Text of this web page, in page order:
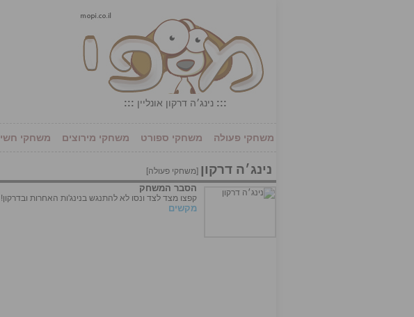
::: נינג׳ה דרקון אונליין :::
משחקי פעולה משחקי ספורט משחקי מירוצים משחקי
נינג׳ה דרקון [משחקי פעולה]
הסבר המשחק
קפצו מצד לצד ונסו לא להתנגש בנינג'ות האחרות
מקשים